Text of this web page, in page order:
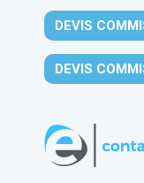
DEVIS
DEVIS